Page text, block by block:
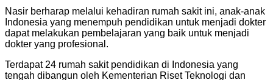
Nasir berharap melalui kehadiran rumah sakit ini, anak-anak
Indonesia yang menempuh pendidikan untuk menjadi dokter
dapat melakukan pembelajaran yang baik untuk menjadi
dokter yang profesional.
Terdapat 24 rumah sakit pendidikan di Indonesia yang
tengah dibangun oleh Kementerian Riset Teknologi dan